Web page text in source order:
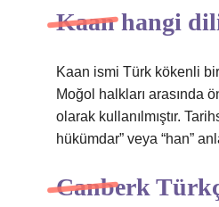
Kaan hangi
Kaan ismi Türk kökenli
Moğol halkları arasında
olarak kullanılmıştır.
hükümdar” veya “han”
Canberk